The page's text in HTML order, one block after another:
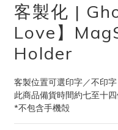
客製化 |
Love】
Holder
客製位置可選印字／不印字
此商品備貨時間約七至十
*不包含手機殻